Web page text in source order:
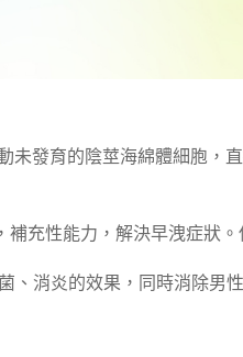
發育的陰莖海綿體細胞
充性能力，解決早洩症狀
、消炎的效果，同時消除男